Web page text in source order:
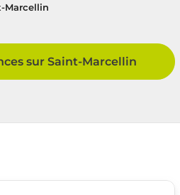
Marcellin
sur Saint-Marcellin